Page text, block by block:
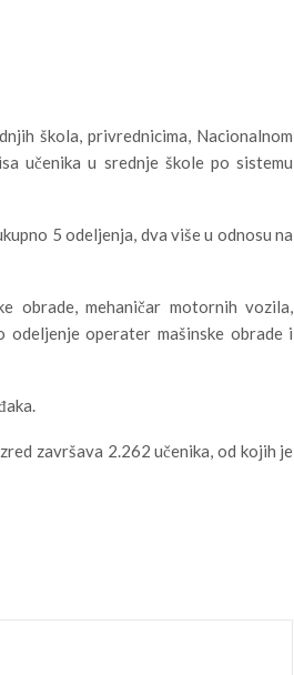
škola, privrednicima, Nacionalnom
učenika u srednje škole po sistemu
5 odeljenja, dva više u odnosu na
obrade, mehaničar motornih vozila,
odeljenje operater mašinske obrade i
završava 2.262 učenika, od kojih je